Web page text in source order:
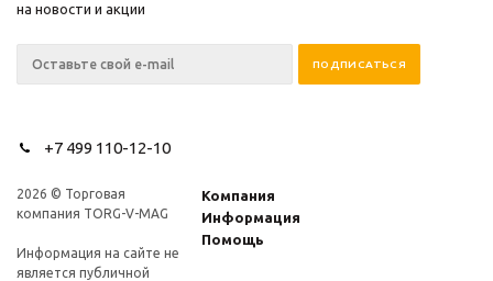
на новости и акции
+7 499 110-12-10
2026 © Торговая
компания TORG-V-MAG
Информация на сайте не
является публичной
Компания
Информация
Помощь